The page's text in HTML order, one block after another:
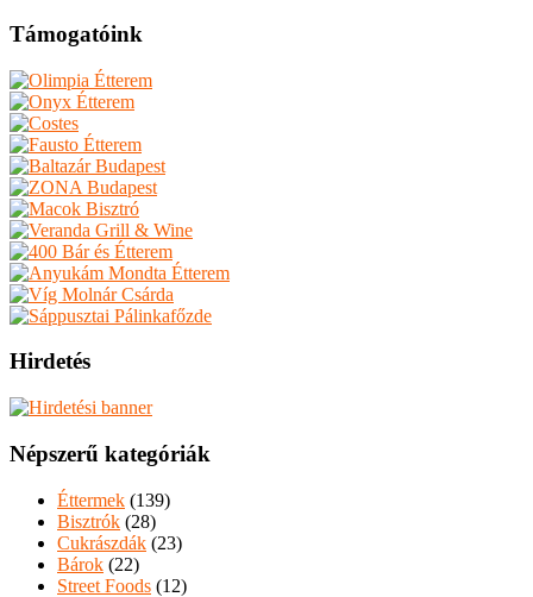
Támogatóink
Hirdetés
Népszerű kategóriák
Éttermek (139)
Bisztrók (28)
Cukrászdák (23)
Bárok (22)
Street Foods (12)